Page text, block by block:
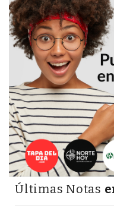
EL
MEJOR
GIMNASIO
DE
PERGAMINO
LOS
MEJORES
PRECIOS
EN
SUPLEMENTOS
DEPORTIVOS
EN
Últimas Notas